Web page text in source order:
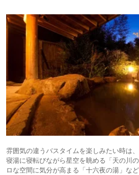
雰囲気の違うバスタイムを楽しみたい時は
寝湯に寝転びながら星空を眺める「天の川
ロな空間に気分が高まる「十六夜の湯」な